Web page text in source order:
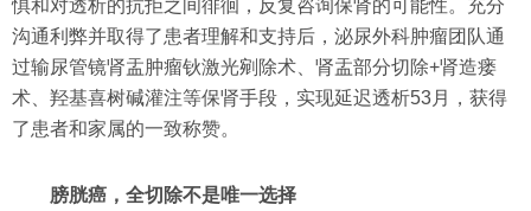
惧和对透析的抗拒之间徘徊，反复咨询保肾的可能性。充分
沟通利弊并取得了患者理解和支持后，泌尿外科肿瘤团队通
过输尿管镜肾盂肿瘤钬激光剜除术、肾盂部分切除+肾造瘘
术、羟基喜树碱灌注等保肾手段，实现延迟透析53月，获得
了患者和家属的一致称赞。
膀胱癌，全切除不是唯一选择